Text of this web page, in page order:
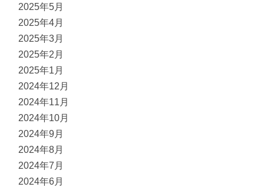
2025年5月
2025年4月
2025年3月
2025年2月
2025年1月
2024年12月
2024年11月
2024年10月
2024年9月
2024年8月
2024年7月
2024年6月